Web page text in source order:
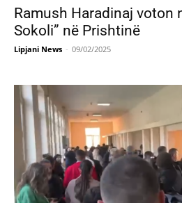
Ramush Haradinaj voton
Sokoli” në Prishtinë
Lipjani News - 09/02/2025